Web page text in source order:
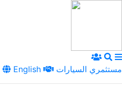
English مستثمري السيارات